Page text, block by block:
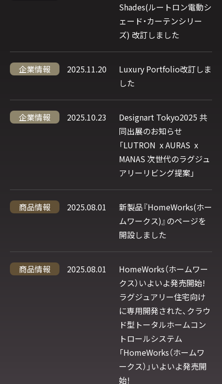
Shades(ルートロン電動シ
ェード・カーテンシリー
ズ) 改訂しました
企業情報 2025.11.20
Luxury Portfolio改訂しま
した
企業情報 2025.10.23
Designart Tokyo2025 共
同出展のお知らせ
「LUTRON x AURAS x
MANAS 次世代のラグジュ
アリーリビング提案」
商品情報 2025.08.01
新製品『HomeWorks(ホー
ムワークス)』のページを
開設しました
商品情報 2025.08.01
HomeWorks（ホームワー
クス）いよいよ発売開始!
ラグジュアリー住宅向け
に専用開発された、クラウ
ド型トータルホームコン
トロールシステム
「HomeWorks（ホームワ
ークス）」いよいよ発売開
始!